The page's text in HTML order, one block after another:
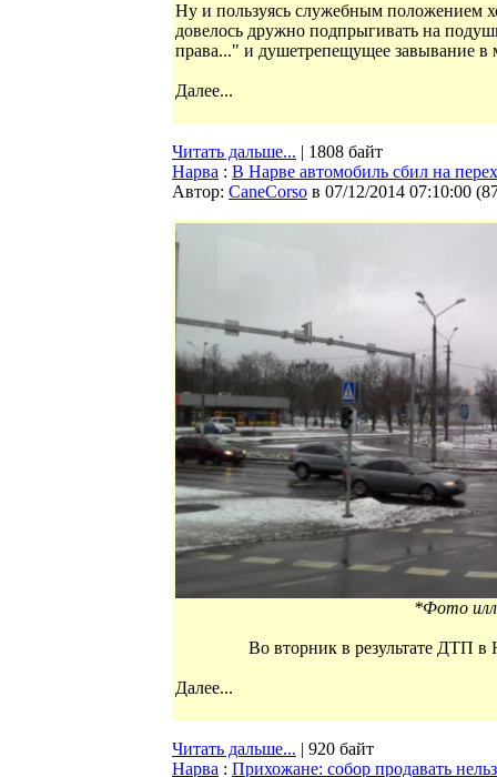
Ну и пользуясь служебным положением
довелось дружно подпрыгивать на
права..." и душетрепещущее завывание в
Далее...
Читать дальше... | 1808 байт
Нарва : В Нарве автомобиль сбил на
Автор: CaneCorso в 07/12/2014 07:10:00 (
*Фото
Во вторник в результате ДТП в
Далее...
Читать дальше... | 920 байт
Нарва : Прихожане: собор продавать